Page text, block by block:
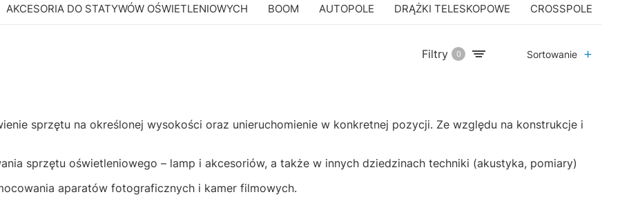
AKCESORIA DO STATYWÓW OŚWIETLENIOWYCH BOOM AUTOPOLE DRĄŻKI TELESKOPOWE CROSSPOLE
Filtry 0 Sortowanie
sprzętu na określonej wysokości oraz unieruchomienie w konkretnej pozycji. Ze względu na konstrukcje i
sprzętu oświetleniowego – lamp i akcesoriów, a także w innych dziedzinach techniki (akustyka, pomiary)
aparatów fotograficznych i kamer filmowych.